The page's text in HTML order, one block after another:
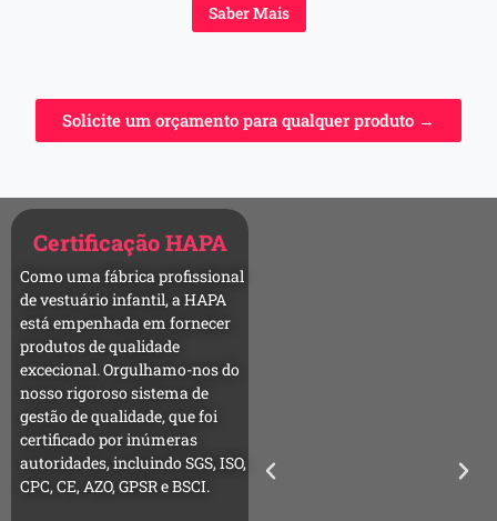
Saber Mais
Solicite um orçamento para qualquer produto →
Certificação HAPA
Como uma fábrica profissional
de vestuário infantil, a HAPA
está empenhada em fornecer
produtos de qualidade
excecional. Orgulhamo-nos do
nosso rigoroso sistema de
gestão de qualidade, que foi
certificado por inúmeras
autoridades, incluindo SGS, ISO,
CPC, CE, AZO, GPSR e BSCI.